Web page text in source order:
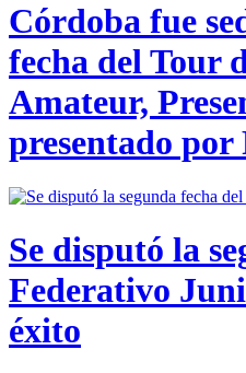
Córdoba fue
fecha del Tour
Amateur,
presentado por
Se disputó la
Federativo
éxito